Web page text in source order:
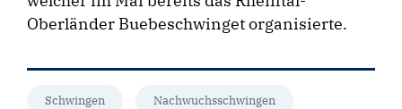
Oberländer Buebeschwinget organisierte.
Schwingen Nachwuchsschwingen